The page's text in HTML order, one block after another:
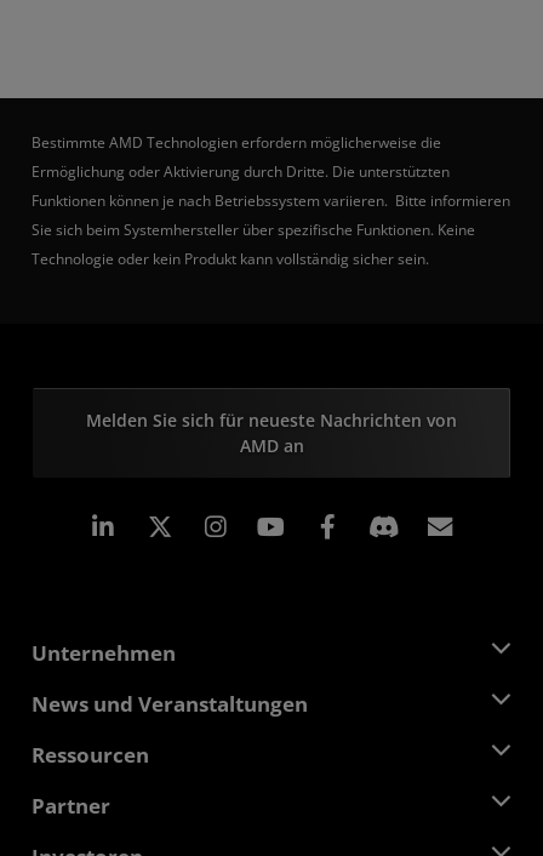
Bestimmte AMD Technologien erfordern möglicherweise die
Ermöglichung oder Aktivierung durch Dritte. Die unterstützten
Funktionen können je nach Betriebssystem variieren. Bitte informieren
Sie sich beim Systemhersteller über spezifische Funktionen. Keine
Technologie oder kein Produkt kann vollständig sicher sein.
Melden Sie sich für neueste Nachrichten von
AMD an
LinkedIn Instagram Facebook
Unternehmen
Über AMD
Verantwortung
Kontakt
News und Veranstaltungen
Pressebereich
Mediathek
Ressourcen
Developer Central
Partner